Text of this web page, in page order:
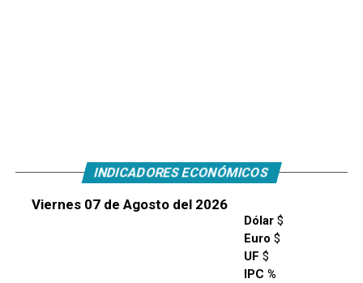
INDICADORES ECONÓMICOS
Viernes 07 de Agosto del 2026
Dólar$
Euro $
UF $
IPC %